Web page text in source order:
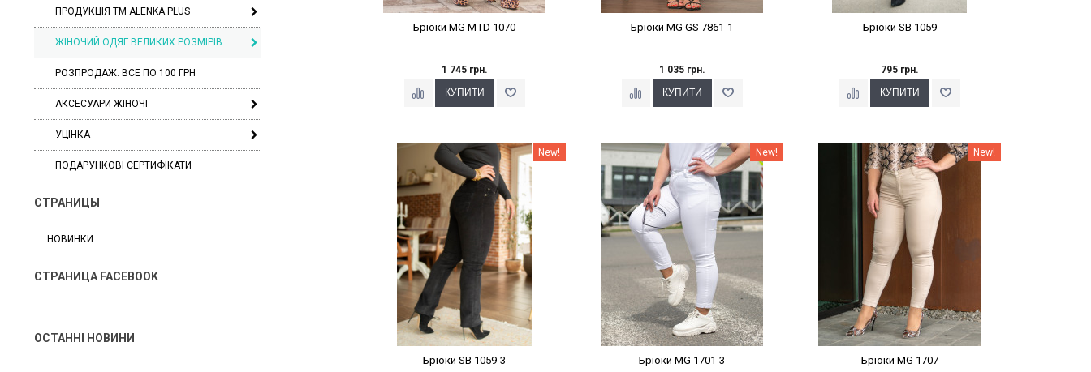
ПРОДУКЦІЯ ТМ ALENKA PLUS
ЖІНОЧИЙ ОДЯГ ВЕЛИКИХ РОЗМІРІВ
РОЗПРОДАЖ: ВСЕ ПО 100 ГРН
АКСЕСУАРИ ЖІНОЧІ
УЦІНКА
ПОДАРУНКОВІ СЕРТИФІКАТИ
СТРАНИЦЫ
НОВИНКИ
СТРАНИЦА FACEBOOK
ОСТАННІ НОВИНИ
Брюки MG MTD 1070
1 745 грн.
Брюки MG GS 7861-1
1 035 грн.
Брюки SB 1059
795 грн.
Наклейки Варіант з % New!
Брюки SB 1059-3
Наклейки Варіант з % New!
Брюки MG 1701-3
Наклейки Варіант з % New!
Брюки MG 1707